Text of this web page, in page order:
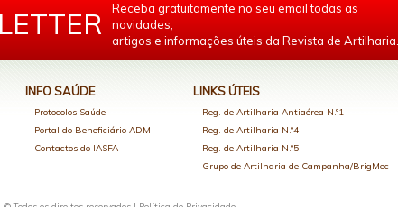
Receba gratuitamente no seu email todas as
novidades,
artigos e informações úteis da Revista de Artilharia.
INFO SAÚDE
Protocolos Saúde
Portal do Beneficiário ADM
Contactos do IASFA
LINKS ÚTEIS
Reg. de Artilharia Antiaérea N.º1
Reg. de Artilharia N.º4
Reg. de Artilharia N.º5
Grupo de Artilharia de Campanha/BrigMec